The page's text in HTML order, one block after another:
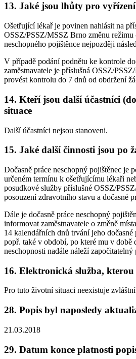
13. Jaké jsou lhůty pro vyřízení
Ošetřující lékař je povinen nahlásit na
OSSZ/PSSZ/MSSZ Brno změnu režimu
neschopného pojištěnce nejpozději
V případě podání podnětu ke kontrole
zaměstnavatele je příslušná OSSZ/
provést kontrolu do 7 dnů od obdržení
14. Kteří jsou další účastníci
situace
Další účastníci nejsou stanoveni.
15. Jaké další činnosti jsou po
Dočasně práce neschopný pojištěnec je
určeném termínu k ošetřujícímu lékaři
posudkové služby příslušné OSSZ/
posouzení zdravotního stavu a dočasné
Dále je dočasně práce neschopný
informovat zaměstnavatele o změně
14 kalendářních dnů trvání jeho dočasné
popř. také v období, po které mu v době
neschopnosti nadále náleží započitatelný
16. Elektronická služba,
Pro tuto životní situaci neexistuje
28. Popis byl naposledy
21.03.2018
29. Datum konce platnosti